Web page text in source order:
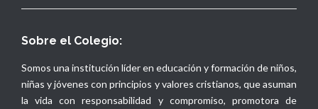
Sobre el Colegio:
Somos una institución líder en educación y formación de niños,
niñas y jóvenes con principios y valores cristianos, que asuman
la vida con responsabilidad y compromiso, promotora de